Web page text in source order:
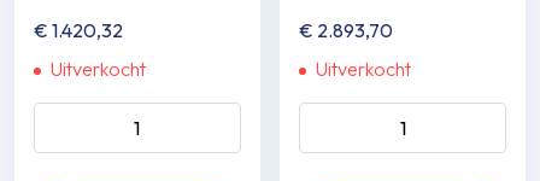
€ 1.420,32
Uitverkocht
€ 2.893,70
Uitverkocht